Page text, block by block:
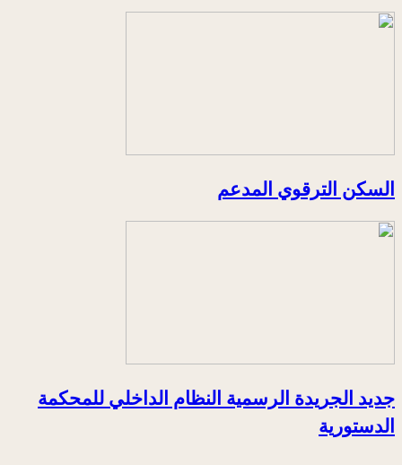
السكن الترقوي المدعم
جديد الجريدة الرسمية النظام الداخلي للمحكمة
الدستورية